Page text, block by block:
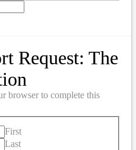
Request: The
browser to complete this
First
Last